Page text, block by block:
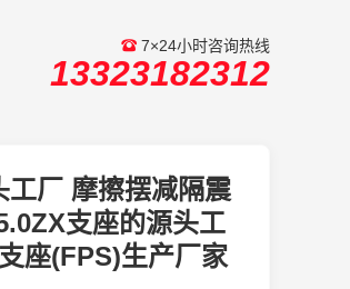
7×24小时咨询热线
13323182312
工厂 摩擦摆减隔震
支座的源头工
座(FPS)生产厂家